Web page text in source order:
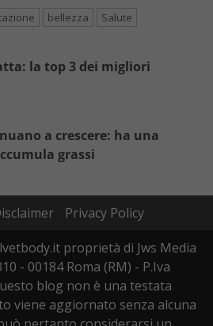
bellezza Salute
la top 3 dei migliori
a crescere: ha una
grassi
Privacy Policy
proprietà di Jws Media
- 00184 Roma (RM) - P.Iva
blog non è una testata
viene aggiornato senza alcuna